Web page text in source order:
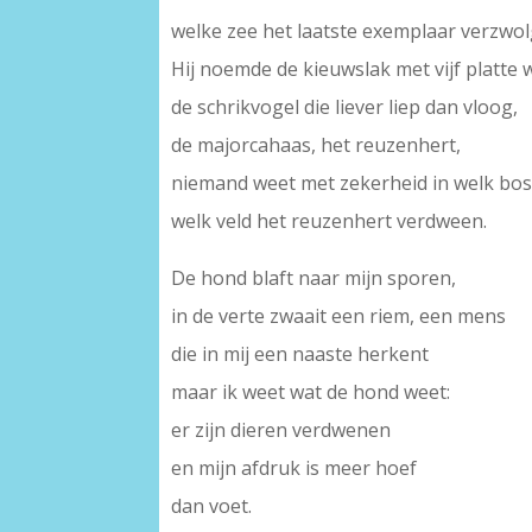
welke zee het laatste exemplaar
Hij noemde de kieuwslak met vijf platte
de schrikvogel die liever liep dan vloog,
de majorcahaas, het reuzenhert,
niemand weet met zekerheid in welk
welk veld het reuzenhert verdween.
De hond blaft naar mijn sporen,
in de verte zwaait een riem, een mens
die in mij een naaste herkent
maar ik weet wat de hond weet:
er zijn dieren verdwenen
en mijn afdruk is meer hoef
dan voet.